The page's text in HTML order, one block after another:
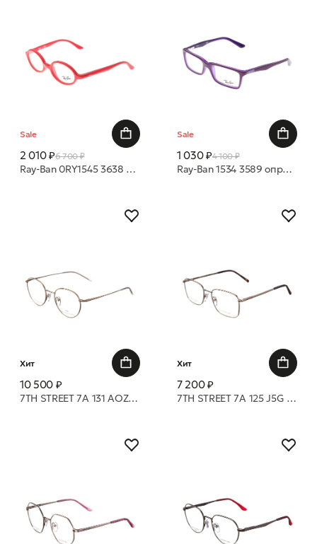
Sale
2 010 ₽6 700 ₽
Ray-Ban 0RY1545 3638 42 16 оправа
Sale
1 030 ₽4 100 ₽
Ray-Ban 1534 3589 оправа
Хит
10 500 ₽
7TH STREET 7A 131 AOZ 51 20 оправа
Хит
7 200 ₽
7TH STREET 7A 125 J5G 53 19 оправа